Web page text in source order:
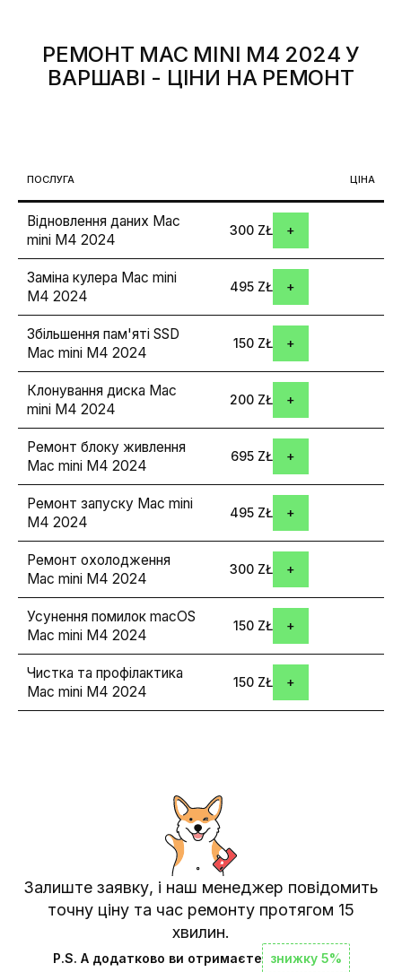
РЕМОНТ MAC MINI M4 2024 У
ВАРШАВІ - ЦІНИ НА РЕМОНТ
ПОСЛУГА ЦІНА
Відновлення даних Mac
mini M4 2024
300 ZŁ
Заміна кулера Mac mini
M4 2024
495 ZŁ
Збільшення пам'яті SSD
Mac mini M4 2024
150 ZŁ
Клонування диска Mac
mini M4 2024
200 ZŁ
Ремонт блоку живлення
Mac mini M4 2024
695 ZŁ
Ремонт запуску Mac mini
M4 2024
495 ZŁ
Ремонт охолодження
Mac mini M4 2024
300 ZŁ
Усунення помилок macOS
Mac mini M4 2024
150 ZŁ
Чистка та профілактика
Mac mini M4 2024
150 ZŁ
Залиште заявку, і наш менеджер повідомить
точну ціну та час ремонту протягом 15
хвилин.
P.S. А додатково ви отримаєте знижку 5%